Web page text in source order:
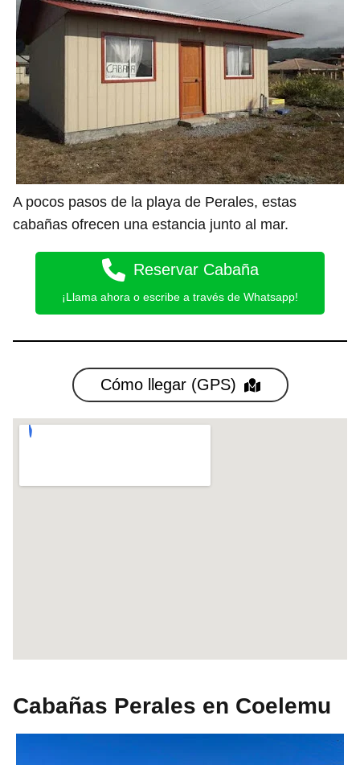
A pocos pasos de la playa de Perales, estas
cabañas ofrecen una estancia junto al mar.
Reservar Cabaña
¡Llama ahora o escribe a través de Whatsapp!
Cómo llegar (GPS)
Cabañas Perales en Coelemu